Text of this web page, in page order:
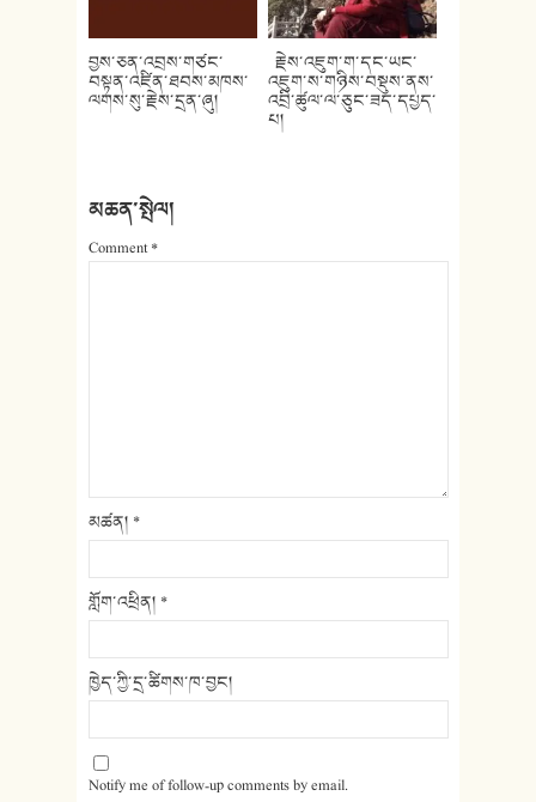
བྱས་ཅན་འབྲས་གཙང་
བསྟན་འཛིན་ཐབས་མཁས་
ལགས་སུ་རྗེས་དྲན་ཞུ།
རྗེས་འཇུག་ག་དང་ཡང་
འཇུག་ས་གཉིས་བསྡུས་ནས་
འབྲི་ཚུལ་ལ་ཅུང་ཟད་དཔྱད་
པ།
མཆན་སྤེལ།
Comment*
མཚན། *
གློག་འཕྲིན། *
ཁྱེད་ཀྱི་དྲ་ཚིགས་ཁ་བྱང།
Notify me of follow-up comments by email.